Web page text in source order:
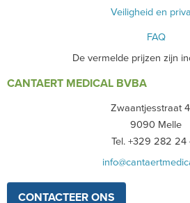
Veiligheid en
FAQ
De vermelde prijzen zijn
CANTAERT MEDICAL BVBA
Zwaantjesstraat
9090 Melle
Tel. +329 282 24
CONTACTEER ONS